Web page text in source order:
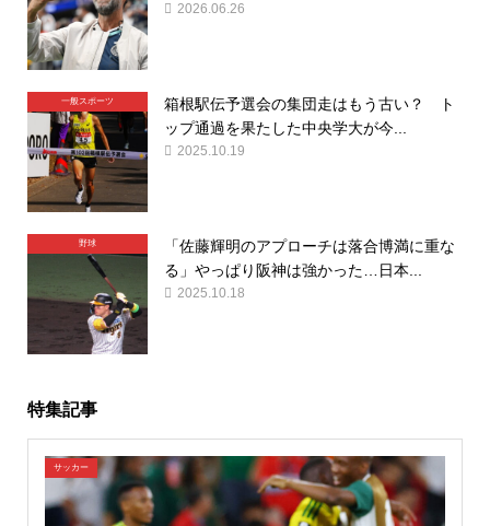
2026.06.26
一般スポーツ
箱根駅伝予選会の集団走はもう古い？ ト
ップ通過を果たした中央学大が今...
2025.10.19
野球
「佐藤輝明のアプローチは落合博満に重な
る」やっぱり阪神は強かった…日本...
2025.10.18
特集記事
サッカー